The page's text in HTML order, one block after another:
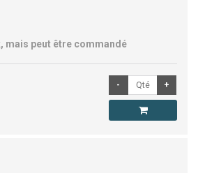
mais peut être commandé